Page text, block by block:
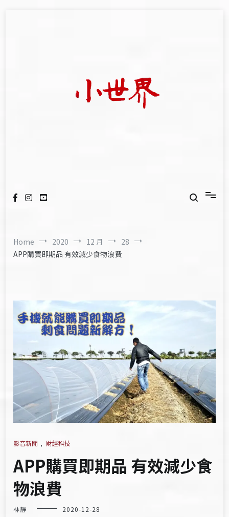
Home 2020 12 月
28
APP購買即期品 有效減少食物浪費
影音新聞 , 財經科技
APP購買即期品 有效減少食
物浪費
林靜 2020-12-28